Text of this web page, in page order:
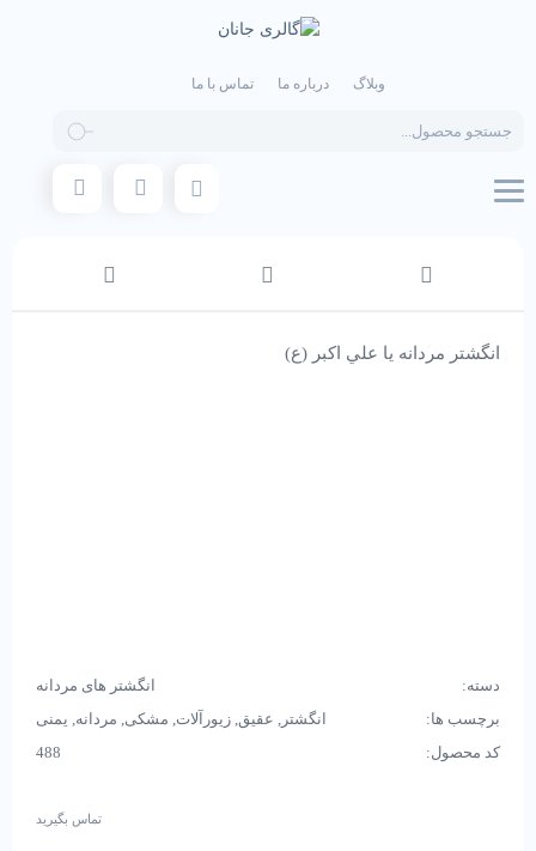
وبلاگ درباره ما تماس با ما
search
انگشتر مردانه يا علي اكبر (ع)
دسته:
انگشتر های مردانه
برچسب ها:
انگشتر , عقیق, زیورآلات, مشکی, مردانه, یمنی
کد محصول:
488
تماس بگیرید